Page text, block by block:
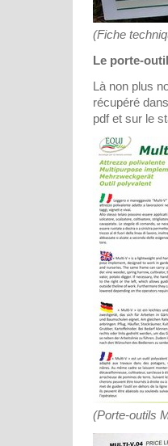
(Fiche
Le porte-
Là non plus
récupéré
pdf et sur le
(Porte-outils